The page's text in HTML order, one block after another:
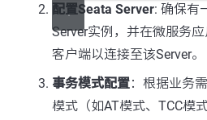
配置Seata Server: 确保有
Server实例，并在微服务
客户端以连接至该Server。
事务模式配置：根据业务
模式（如AT模式、TCC模